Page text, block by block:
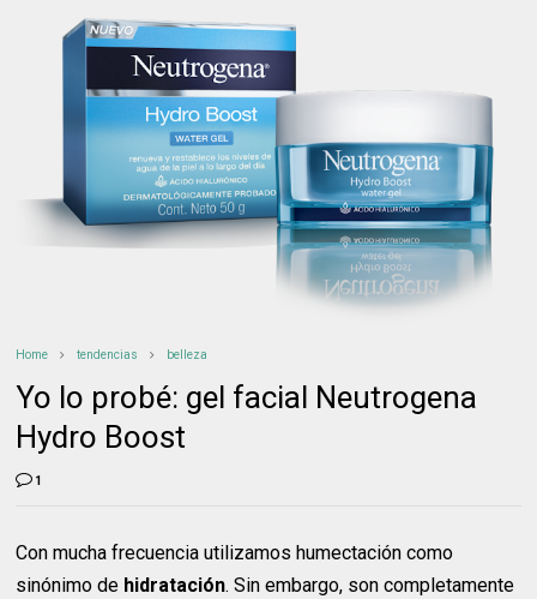
Home tendencias belleza
Yo lo probé: gel facial Neutrogena
Hydro Boost
1
Con mucha frecuencia utilizamos humectación como
sinónimo de hidratación. Sin embargo, son completamente